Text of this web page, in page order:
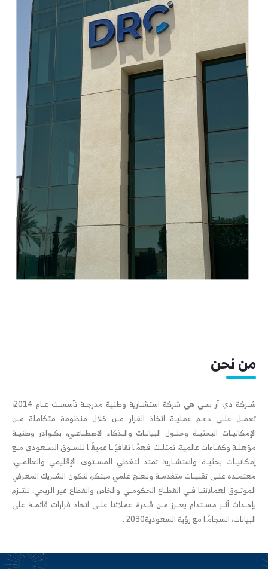
من نحن
ﺷــﺮﻛﺔ دي آر ﺳــﻲ ﻫﻲ ﺷﺮﻛﺔ اﺳﺘﺸــﺎرﻳﺔ وﻃﻨﻴﺔ ﻣﺪرﺟــﺔ ﺗﺄﺳﺴــﺖ ﻋــﺎم 2014،
ﺗﻌﻤــﻞ ﻋﻠــﻰ دﻋــﻢ ﻋﻤﻠﻴــﺔ اﺗﺨﺎذ اﻟﻘﺮار ﻣــﻦ ﺧﻼل ﻣﻨﻈﻮﻣﺔ ﻣﺘﻜﺎﻣﻠﺔ ﻣــﻦ
اﻹﻣﻜﺎﻧﻴــﺎت اﻟﺒﺤﺜﻴــﺔ وﺣﻠــﻮل اﻟﺒﻴﺎﻧــﺎت واﻟــﺬﻛﺎء اﻻﺻﻄﻨﺎﻋــﻲ، ﺑﻜــﻮادر وﻃﻨﻴــﺔ
ﻣﺆﻫﻠــﺔ وﻛﻔــﺎءات ﻋﺎﻟﻤﻴﺔ، ﺗﻤﺘﻠــﻚ ﻓﻬﻤً ﺎ ﺛﻘﺎﻓﻴً ــﺎ ﻋﻤﻴﻘً ﺎ ﻟﻠﺴــﻮق اﻟﺴــﻌﻮدي ﻣــﻊ
إﻣﻜﺎﻧﻴــﺎت ﺑﺤﺜﻴــﺔ واﺳﺘﺸــﺎرﻳﺔ ﺗﻤﺘﺪ ﻟﺘﻐﻄﻲ اﻟﻤﺴــﺘﻮى اﻹﻗﻠﻴﻤﻲ واﻟﻌﺎﻟﻤــﻲ،
ﻣﻌﺘﻤــﺪة ﻋﻠــﻰ ﺗﻘﻨﻴــﺎت ﻣﺘﻘﺪﻣــﺔ وﻧﻬــﺞ ﻋﻠﻤﻲ ﻣﺒﺘﻜﺮ، ﻟﻨﻜﻮن اﻟﺸــﺮﻳﻚ اﻟﻤﻌﺮﻓﻲ
اﻟﻤﻮﺛــﻮق ﻟﻌﻤﻼﺋﻨــﺎ ﻓــﻲ اﻟﻘﻄــﺎع اﻟﺤﻜﻮﻣــﻲ واﻟﺨﺎص واﻟﻘﻄﺎع ﻏﻴﺮ اﻟﺮﺑﺤﻲ. ﻧﻠﺘــﺰم
ﺑﺈﺣــﺪاث أﺛــﺮ ﻣﺴــﺘﺪام ﻳﻌــﺰز ﻣــﻦ ﻗــﺪرة ﻋﻤﻼﺋﻨﺎ ﻋﻠــﻰ اﺗﺨﺎذ ﻗﺮارات ﻗﺎﺋﻤــﺔ ﻋﻠﻰ
اﻟﺒﻴﺎﻧﺎت، اﻧﺴﺠﺎﻣً ﺎ ﻣﻊ رؤﻳﺔ اﻟﺴﻌﻮدﻳﺔ2030 .